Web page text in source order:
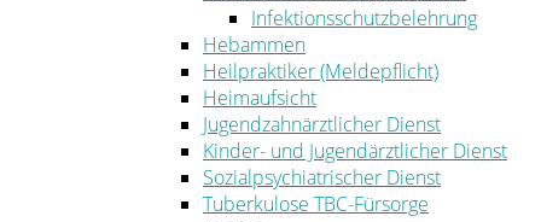
Infektionsschutzbelehrung
Hebammen
Heilpraktiker (Meldepflicht)
Heimaufsicht
Jugendzahnärztlicher Dienst
Kinder- und Jugendärztlicher Dienst
Sozialpsychiatrischer Dienst
Tuberkulose TBC-Fürsorge